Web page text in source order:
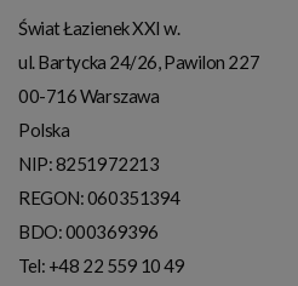
Świat Łazienek XXI w.
ul. Bartycka 24/26, Pawilon 227
00-716Warszawa
Polska
NIP:8251972213
REGON: 060351394
BDO: 000369396
Tel: +48 22 559 10 49